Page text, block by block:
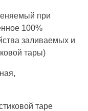
при
100%
заливаемых и
тары)
таре